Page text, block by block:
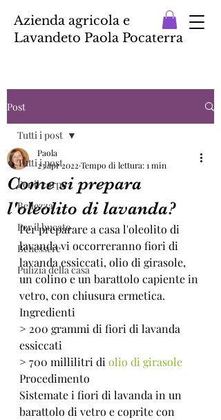
Azienda agricola e
Lavandeto Paola Pocaterra
Post
Tutti i post
Per il corpo
Bellezza
Per il bucato
Benessere
Pulizia della casa
Tutti i post
Come si prepara
l'oleolito di lavanda?
Paola
23 apr 2022Tempo di lettura: 1 min
Per preparare a casa l'oleolito di
lavanda vi occorreranno fiori di
lavanda essiccati, olio di girasole,
un colino e un barattolo capiente in
vetro, con chiusura ermetica.
Ingredienti
> 200 grammi di fiori di lavanda
essiccati
> 700 millilitri di olio di girasole
Procedimento
Sistemate i fiori di lavanda in un
barattolo di vetro e coprite con